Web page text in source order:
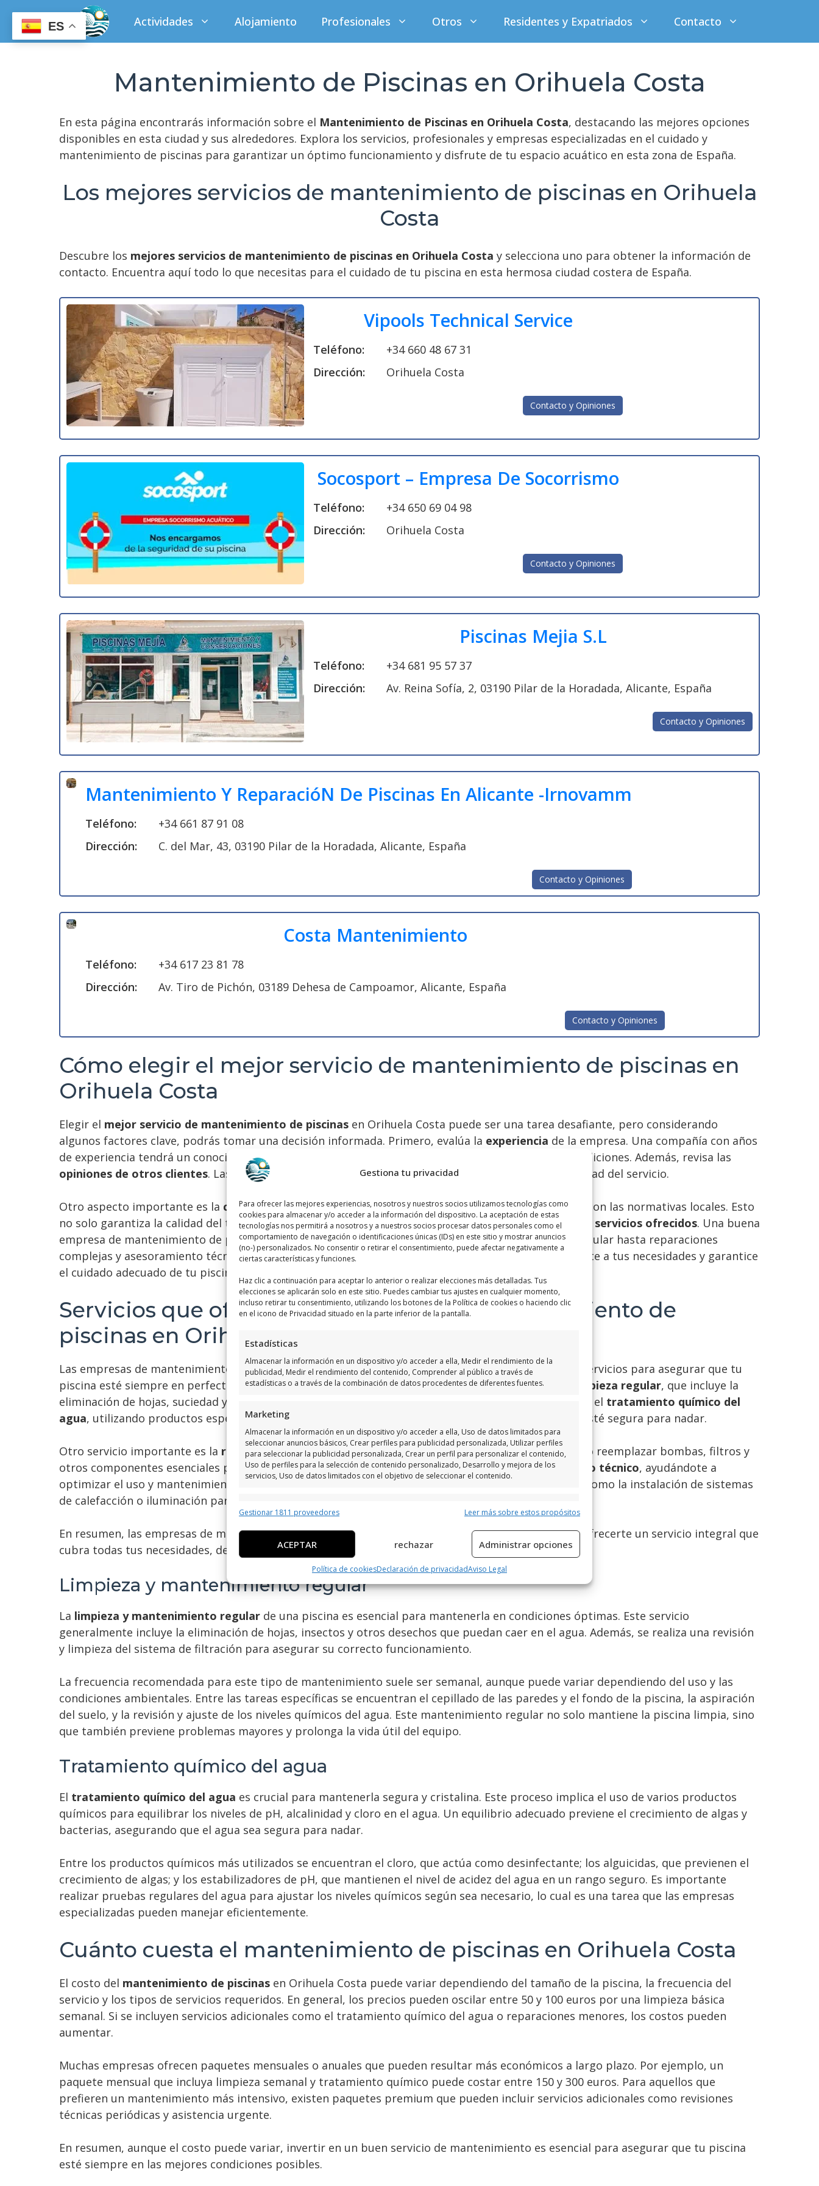
Gestiona tu privacidad
Para ofrecer las mejores experiencias, nosotros y nuestros socios utilizamos tecnologías como
cookies para almacenar y/o acceder a la información del dispositivo. La aceptación de estas
tecnologías nos permitirá a nosotros y a nuestros socios procesar datos personales como el
comportamiento de navegación o identificaciones únicas (IDs) en este sitio y mostrar anuncios
(no-) personalizados. No consentir o retirar el consentimiento, puede afectar negativamente a
ciertas características y funciones.
Haz clic a continuación para aceptar lo anterior o realizar elecciones más detalladas. Tus
elecciones se aplicarán solo en este sitio. Puedes cambiar tus ajustes en cualquier momento,
incluso retirar tu consentimiento, utilizando los botones de la Política de cookies o haciendo clic
en el icono de Privacidad situado en la parte inferior de la pantalla.
Estadísticas
Almacenar la información en un dispositivo y/o acceder a ella, Medir el rendimiento de la
publicidad, Medir el rendimiento del contenido, Comprender al público a través de
estadísticas o a través de la combinación de datos procedentes de diferentes fuentes.
Marketing
Almacenar la información en un dispositivo y/o acceder a ella, Uso de datos limitados para
seleccionar anuncios básicos, Crear perfiles para publicidad personalizada, Utilizar perfiles
para seleccionar la publicidad personalizada, Crear un perfil para personalizar el contenido,
Uso de perfiles para la selección de contenido personalizado, Desarrollo y mejora de los
servicios, Uso de datos limitados con el objetivo de seleccionar el contenido.
Características
Vincular diferentes dispositivos, Identificación de dispositivos en función de la
información transmitida de forma automática.
Utilizar datos de localización geográfica precisa, Identificar los
dispositivos en función de la información solicitada activamente.
Garantizar la seguridad, evitar y detectar fraudes, y eliminar
fallos, Ofrecer y presentar publicidad y contenido, Guardar y
comunicar las preferencias de privacidad.
Siempre activo
Gestionar 1811 proveedores Leer más sobre estos propósitos
ACEPTAR rechazar Administrar opciones
Política de cookiesDeclaración de privacidadAviso Legal
contenido
Actividades Alojamiento Profesionales Otros Residentes y Expatriados Contacto
Mantenimiento de Piscinas en Orihuela Costa
En esta página encontrarás información sobre el Mantenimiento de Piscinas en Orihuela Costa, destacando las mejores opciones
disponibles en esta ciudad y sus alrededores. Explora los servicios, profesionales y empresas especializadas en el cuidado y
mantenimiento de piscinas para garantizar un óptimo funcionamiento y disfrute de tu espacio acuático en esta zona de España.
Los mejores servicios de mantenimiento de piscinas en Orihuela
Costa
Descubre los mejores servicios de mantenimiento de piscinas en Orihuela Costa y selecciona uno para obtener la información de
contacto. Encuentra aquí todo lo que necesitas para el cuidado de tu piscina en esta hermosa ciudad costera de España.
Vipools Technical Service
Teléfono:
+34 660 48 67 31
Dirección:
Orihuela Costa
Contacto y Opiniones
Socosport – Empresa De Socorrismo
Teléfono:
+34 650 69 04 98
Dirección:
Orihuela Costa
Contacto y Opiniones
Piscinas Mejia S.L
Teléfono:
+34 681 95 57 37
Dirección:
Av. Reina Sofía, 2, 03190 Pilar de la Horadada, Alicante, España
Contacto y Opiniones
Mantenimiento Y ReparacióN De Piscinas En Alicante -Irnovamm
Teléfono:
+34 661 87 91 08
Dirección:
C. del Mar, 43, 03190 Pilar de la Horadada, Alicante, España
Contacto y Opiniones
Costa Mantenimiento
Teléfono:
+34 617 23 81 78
Dirección:
Av. Tiro de Pichón, 03189 Dehesa de Campoamor, Alicante, España
Contacto y Opiniones
Cómo elegir el mejor servicio de mantenimiento de piscinas en
Orihuela Costa
Elegir el mejor servicio de mantenimiento de piscinas en Orihuela Costa puede ser una tarea desafiante, pero considerando
algunos factores clave, podrás tomar una decisión informada. Primero, evalúa la experiencia de la empresa. Una compañía con años
de experiencia tendrá un conocimiento profundo sobre cómo mantener una piscina en óptimas condiciones. Además, revisa las
opiniones de otros clientes. Las reseñas y testimonios pueden ofrecer una visión clara sobre la calidad del servicio.
Otro aspecto importante es la certificación. Asegúrate de que la empresa esté certificada y cumpla con las normativas locales. Esto
no solo garantiza la calidad del trabajo, sino también la seguridad. Finalmente, considera lagama de servicios ofrecidos. Una buena
empresa de mantenimiento de piscinas debería ofrecer una variedad de servicios, desde limpieza regular hasta reparaciones
complejas y asesoramiento técnico. Evaluar estos factores te ayudará a elegir un servicio que se ajuste a tus necesidades y garantice
el cuidado adecuado de tu piscina.
Servicios que ofrecen las empresas de mantenimiento de
piscinas en Orihuela Costa
Las empresas de mantenimiento de piscinas en Orihuela Costa suelen ofrecer una amplia gama de servicios para asegurar que tu
piscina esté siempre en perfectas condiciones. Entre los servicios más comunes se encuentran la
limpieza regular, que incluye la
eliminación de hojas, suciedad y otros desechos que puedan acumularse en el agua. Además, realizan el tratamiento químico del
agua, utilizando productos específicos para mantener el equilibrio químico y asegurar que el agua esté segura para nadar.
Otro servicio importante es la reparación de equipos. Las empresas pueden encargarse de reparar o reemplazar bombas, filtros y
otros componentes esenciales para el funcionamiento de la piscina. También ofrecenasesoramiento técnico, ayudándote a
optimizar el uso y mantenimiento de tu piscina. Algunos incluso proporcionan servicios adicionales como la instalación de sistemas
de calefacción o iluminación para mejorar tu experiencia.
En resumen, las empresas de mantenimiento de piscinas en Orihuela Costa están preparadas para ofrecerte un servicio integral que
cubra todas tus necesidades, desde el mantenimiento básico hasta soluciones técnicas avanzadas.
Limpieza y mantenimiento regular
La limpieza y mantenimiento regular de una piscina es esencial para mantenerla en condiciones óptimas. Este servicio
generalmente incluye la eliminación de hojas, insectos y otros desechos que puedan caer en el agua. Además, se realiza una revisión
y limpieza del sistema de filtración para asegurar su correcto funcionamiento.
La frecuencia recomendada para este tipo de mantenimiento suele ser semanal, aunque puede variar dependiendo del uso y las
condiciones ambientales. Entre las tareas específicas se encuentran el cepillado de las paredes y el fondo de la piscina, la aspiración
del suelo, y la revisión y ajuste de los niveles químicos del agua. Este mantenimiento regular no solo mantiene la piscina limpia, sino
que también previene problemas mayores y prolonga la vida útil del equipo.
Tratamiento químico del agua
El tratamiento químico del agua es crucial para mantenerla segura y cristalina. Este proceso implica el uso de varios productos
químicos para equilibrar los niveles de pH, alcalinidad y cloro en el agua. Un equilibrio adecuado previene el crecimiento de algas y
bacterias, asegurando que el agua sea segura para nadar.
Entre los productos químicos más utilizados se encuentran el cloro, que actúa como desinfectante; los alguicidas, que previenen el
crecimiento de algas; y los estabilizadores de pH, que mantienen el nivel de acidez del agua en un rango seguro. Es importante
realizar pruebas regulares del agua para ajustar los niveles químicos según sea necesario, lo cual es una tarea que las empresas
especializadas pueden manejar eficientemente.
Cuánto cuesta el mantenimiento de piscinas en Orihuela Costa
El costo del mantenimiento de piscinas en Orihuela Costa puede variar dependiendo del tamaño de la piscina, la frecuencia del
servicio y los tipos de servicios requeridos. En general, los precios pueden oscilar entre 50 y 100 euros por una limpieza básica
semanal. Si se incluyen servicios adicionales como el tratamiento químico del agua o reparaciones menores, los costos pueden
aumentar.
Muchas empresas ofrecen paquetes mensuales o anuales que pueden resultar más económicos a largo plazo. Por ejemplo, un
paquete mensual que incluya limpieza semanal y tratamiento químico puede costar entre 150 y 300 euros. Para aquellos que
prefieren un mantenimiento más intensivo, existen paquetes premium que pueden incluir servicios adicionales como revisiones
técnicas periódicas y asistencia urgente.
En resumen, aunque el costo puede variar, invertir en un buen servicio de mantenimiento es esencial para asegurar que tu piscina
esté siempre en las mejores condiciones posibles.
ES